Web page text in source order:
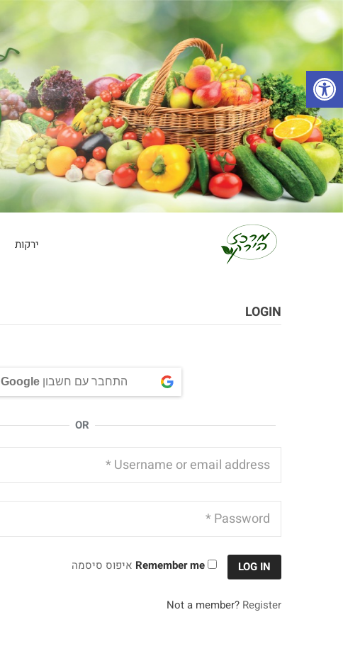
פתח סרגל נגישות
ירקות
LOGIN
התחבר עם חשבוןGoogle
OR
Remember me איפוס סיסמה LOG IN
Not a member? Register